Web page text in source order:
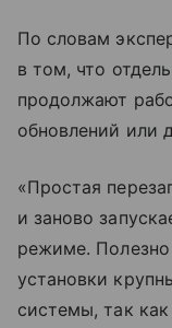
По словам
в том, что
продолжают
обновлений или
«Простая
и заново
режиме. Полезно
установки
системы, так